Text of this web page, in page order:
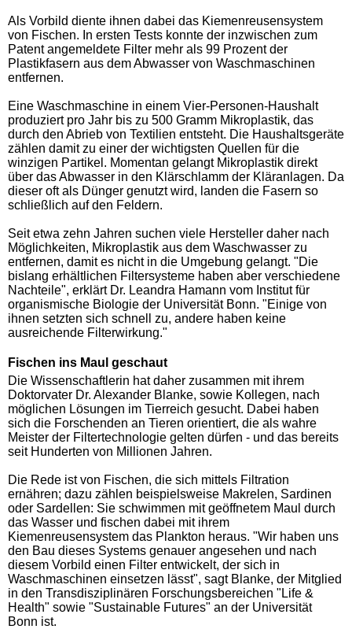
Als Vorbild diente ihnen dabei das Kiemenreusensystem
von Fischen. In ersten Tests konnte der inzwischen zum
Patent angemeldete Filter mehr als 99 Prozent der
Plastikfasern aus dem Abwasser von Waschmaschinen
entfernen.
Eine Waschmaschine in einem Vier-Personen-Haushalt
produziert pro Jahr bis zu 500 Gramm Mikroplastik, das
durch den Abrieb von Textilien entsteht. Die Haushaltsgeräte
zählen damit zu einer der wichtigsten Quellen für die
winzigen Partikel. Momentan gelangt Mikroplastik direkt
über das Abwasser in den Klärschlamm der Kläranlagen. Da
dieser oft als Dünger genutzt wird, landen die Fasern so
schließlich auf den Feldern.
Seit etwa zehn Jahren suchen viele Hersteller daher nach
Möglichkeiten, Mikroplastik aus dem Waschwasser zu
entfernen, damit es nicht in die Umgebung gelangt. "Die
bislang erhältlichen Filtersysteme haben aber verschiedene
Nachteile", erklärt Dr. Leandra Hamann vom Institut für
organismische Biologie der Universität Bonn. "Einige von
ihnen setzten sich schnell zu, andere haben keine
ausreichende Filterwirkung."
Fischen ins Maul geschaut
Die Wissenschaftlerin hat daher zusammen mit ihrem
Doktorvater Dr. Alexander Blanke, sowie Kollegen, nach
möglichen Lösungen im Tierreich gesucht. Dabei haben
sich die Forschenden an Tieren orientiert, die als wahre
Meister der Filtertechnologie gelten dürfen - und das bereits
seit Hunderten von Millionen Jahren.
Die Rede ist von Fischen, die sich mittels Filtration
ernähren; dazu zählen beispielsweise Makrelen, Sardinen
oder Sardellen: Sie schwimmen mit geöffnetem Maul durch
das Wasser und fischen dabei mit ihrem
Kiemenreusensystem das Plankton heraus. "Wir haben uns
den Bau dieses Systems genauer angesehen und nach
diesem Vorbild einen Filter entwickelt, der sich in
Waschmaschinen einsetzen lässt", sagt Blanke, der Mitglied
in den Transdisziplinären Forschungsbereichen "Life &
Health" sowie "Sustainable Futures" an der Universität
Bonn ist.